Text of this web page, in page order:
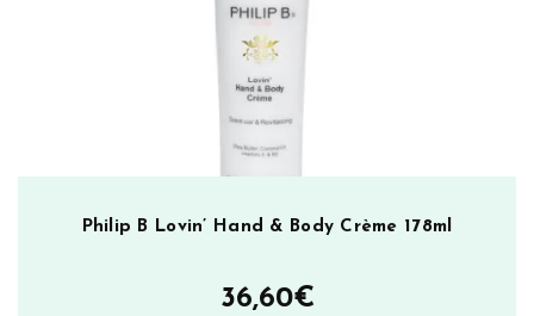
Philip B Lovin’ Hand & Body Crème 178ml
36,60€